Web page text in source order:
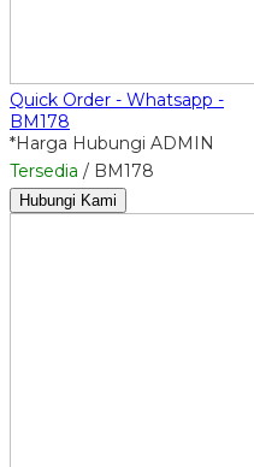
Quick Order - Whatsapp -
BM178
*Harga Hubungi ADMIN
Tersedia / BM178
Hubungi Kami